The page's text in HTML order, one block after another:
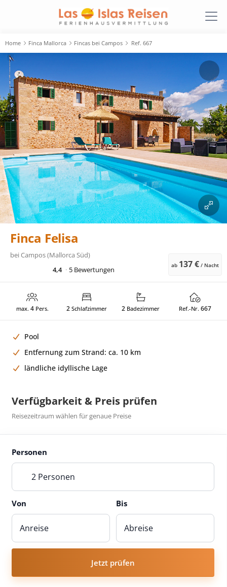
Home Finca Mallorca Fincas bei Campos Ref. 667
Finca Felisa
beiCampos (Mallorca Süd)
4,4
5 Bewertungen ab 137 € / Nacht
max. 4Pers. 2Schlafzimmer 2 Badezimmer Ref.-Nr. 667
Pool
Entfernung zum Strand: ca. 10 km
ländliche idyllische Lage
Verfügbarkeit & Preis prüfen
Reisezeitraum wählen für genaue Preise
Personen
2 Personen
Von Bis
Jetzt prüfen